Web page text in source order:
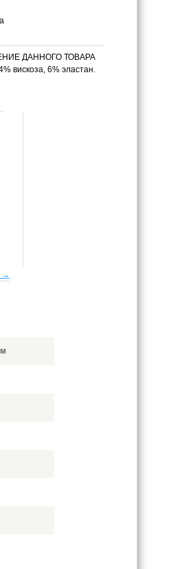
ДАННОГО ТОВАРА
вискоза, 6% эластан.
→